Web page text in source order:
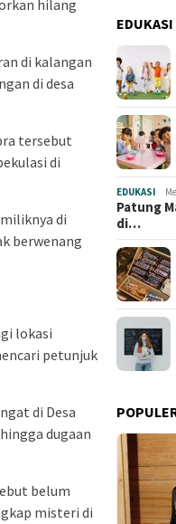
hilang
di kalangan
di desa
tersebut
di
di
berwenang
lokasi
petunjuk
di Desa
dugaan
belum
misteri di
EDUKASI
EDUKASI
Patung
di…